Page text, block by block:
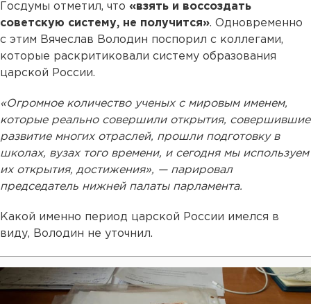
Госдумы отметил, что «взять и воссоздать
советскую систему, не получится». Одновременно
с этим Вячеслав Володин поспорил с коллегами,
которые раскритиковали систему образования
царской России.
«Огромное количество ученых с мировым именем,
которые реально совершили открытия, совершившие
развитие многих отраслей, прошли подготовку в
школах, вузах того времени, и сегодня мы используем
их открытия, достижения», — парировал
председатель нижней палаты парламента.
Какой именно период царской России имелся в
виду, Володин не уточнил.